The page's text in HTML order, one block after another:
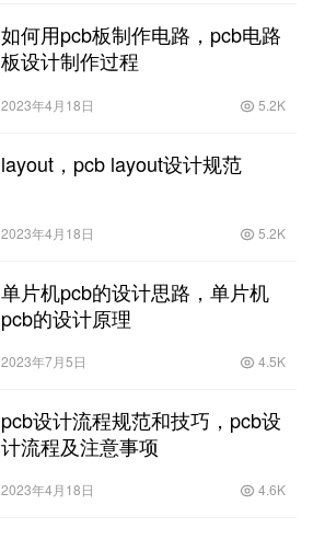
如何用pcb板制作电路，pcb电路
板设计制作过程
2023年4月18日 5.2K
layout，pcb layout设计规范
2023年4月18日 5.2K
单片机pcb的设计思路，单片机
pcb的设计原理
2023年7月5日 4.5K
pcb设计流程规范和技巧，pcb设
计流程及注意事项
2023年4月18日 4.6K